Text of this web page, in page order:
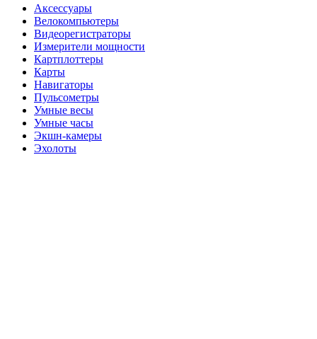
Аксессуары
Велокомпьютеры
Видеорегистраторы
Измерители мощности
Картплоттеры
Карты
Навигаторы
Пульсометры
Умные весы
Умные часы
Экшн-камеры
Эхолоты